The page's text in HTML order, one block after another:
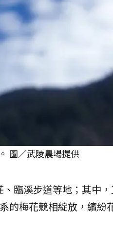
圖／武陵農場提供
臨溪步道等地；其中
的梅花競相綻放，繽紛